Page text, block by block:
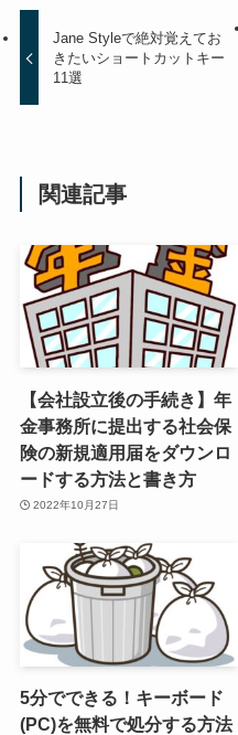
Jane Styleで絶対覚えてお
きたいショートカットキー
11選
関連記事
【会社設立後の手続き】年
金事務所に提出する社会保
険の新規適用届をダウンロ
ードする方法と書き方
2022年10月27日
5分でできる！キーボード
(PC)を無料で処分する方法